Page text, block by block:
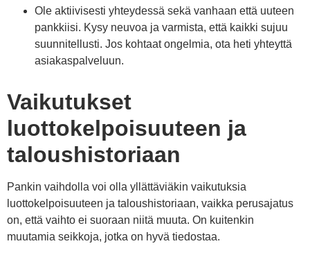
Ole aktiivisesti yhteydessä sekä vanhaan että uuteen
pankkiisi. Kysy neuvoa ja varmista, että kaikki sujuu
suunnitellusti. Jos kohtaat ongelmia, ota heti yhteyttä
asiakaspalveluun.
Vaikutukset
luottokelpoisuuteen ja
taloushistoriaan
Pankin vaihdolla voi olla yllättäviäkin vaikutuksia
luottokelpoisuuteen ja taloushistoriaan, vaikka perusajatus
on, että vaihto ei suoraan niitä muuta. On kuitenkin
muutamia seikkoja, jotka on hyvä tiedostaa.